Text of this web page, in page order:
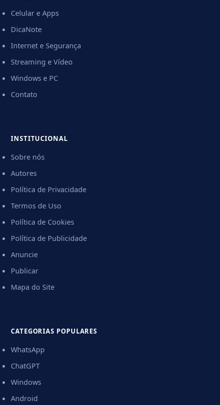
Celular e Apps
DicaNote
Internet e Segurança
Streaming e Vídeo
Windows e PC
Contato
INSTITUCIONAL
Sobre nós
Autores
Política de Privacidade
Termos de Uso
Política de Cookies
Política de Publicidade
Anuncie
Publicar
Mapa do Site
CATEGORIAS POPULARES
WhatsApp
ChatGPT
Windows
Android